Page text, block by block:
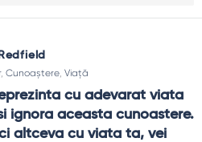
, Cunoaștere, Viață
cu adevarat viata
ignora aceasta cunoastere.
altceva cu viata ta, vei